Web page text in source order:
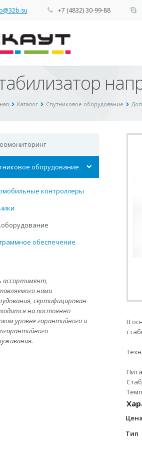
+7 (4832) 30-99-88
Каталог Спутниковое оборудование
оборудование
контроллеры
обеспечение
ассортимент,
нами
сертифицирован
на постоянно
уровне гарантийного и
В
Цена
Тип